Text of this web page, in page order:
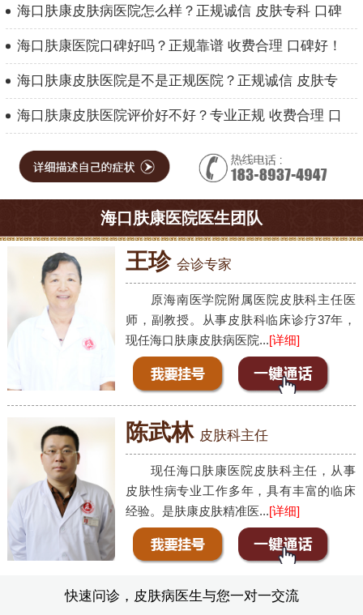
海口肤康皮肤病医院怎么样？正规诚信 皮肤专科 口碑
海口肤康医院口碑好吗？正规靠谱 收费合理 口碑好！
海口肤康皮肤医院是不是正规医院？正规诚信 皮肤专
海口肤康皮肤医院评价好不好？专业正规 收费合理 口
海口肤康医院医生团队
王珍 会诊专家
原海南医学院附属医院皮肤科主任医
师，副教授。从事皮肤科临床诊疗37年，
现任海口肤康皮肤病医院...[详细]
陈武林 皮肤科主任
现任海口肤康医院皮肤科主任，从事
皮肤性病专业工作多年，具有丰富的临床
经验。是肤康皮肤精准医...[详细]
快速问诊，皮肤病医生与您一对一交流